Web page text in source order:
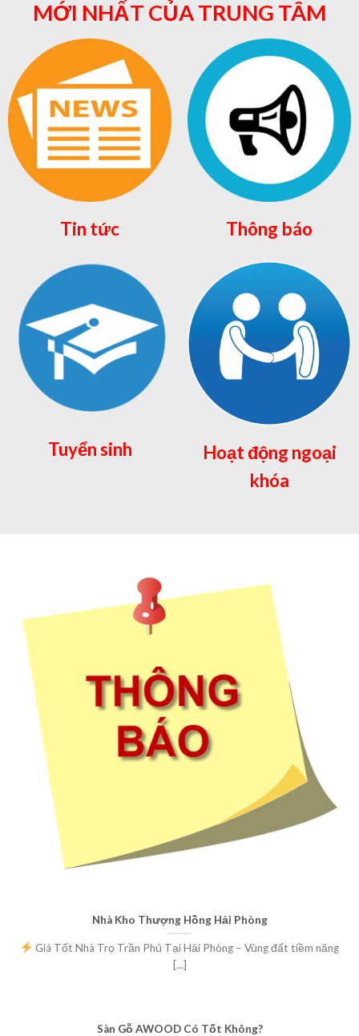
MỚI NHẤT CỦA TRUNG TÂM
Tin tức Thông báo
Tuyển sinh
Hoạt động ngoại
khóa
Nhà Kho Thượng Hồng Hải Phòng
Giá Tốt Nhà Trọ Trần Phú Tại Hải Phòng – Vùng đất tiềm năng
[...]
Sàn Gỗ AWOOD Có Tốt Không?